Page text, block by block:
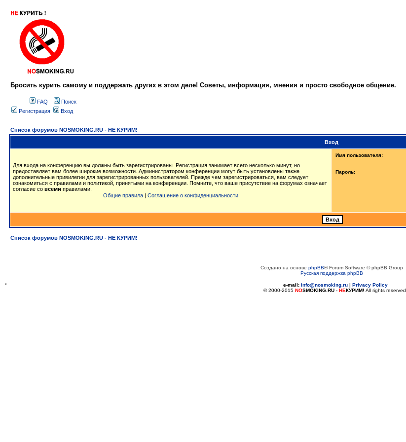
Бросить курить самому и поддержать других в этом деле! Советы, информация, мнения и просто свободное общение.
FAQ
Поиск
Регистрация
Вход
Список форумов NOSMOKING.RU - НЕ КУРИМ!
Вход
Для входа на конференцию вы должны быть зарегистрированы. Регистрация занимает всего несколько минут, но
предоставляет вам более широкие возможности. Администратором конференции могут быть установлены также
дополнительные привилегии для зарегистрированных пользователей. Прежде чем зарегистрироваться, вам следует
ознакомиться с правилами и политикой, принятыми на конференции. Помните, что ваше присутствие на форумах означает
согласие со всеми правилами.
Общие правила | Соглашение о конфиденциальности
Имя пользователя:
Пароль:
Список форумов NOSMOKING.RU - НЕ КУРИМ!
Создано на основе phpBB® Forum Software © phpBB Group
Русская поддержка phpBB
* e-mail: info@nosmoking.ru | Privacy Policy
© 2000-2015 NOSMOKING.RU - НЕКУРИМ! All rights reserved.